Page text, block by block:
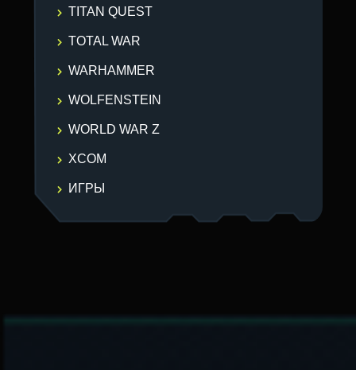
TITAN QUEST
TOTAL WAR
WARHAMMER
WOLFENSTEIN
WORLD WAR Z
XCOM
ИГРЫ